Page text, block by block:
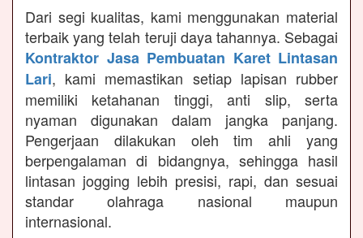
Dari segi kualitas, kami menggunakan material
terbaik yang telah teruji daya tahannya. Sebagai
Kontraktor Jasa Pembuatan Karet Lintasan
Lari, kami memastikan setiap lapisan rubber
memiliki ketahanan tinggi, anti slip, serta
nyaman digunakan dalam jangka panjang.
Pengerjaan dilakukan oleh tim ahli yang
berpengalaman di bidangnya, sehingga hasil
lintasan jogging lebih presisi, rapi, dan sesuai
standar olahraga nasional maupun
internasional.